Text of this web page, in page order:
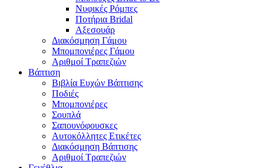
Νυφικές Ρόμπες
Ποτήρια Bridal
Αξεσουάρ
Διακόσμηση Γάμου
Μπομπονιέρες Γάμου
Αριθμοί Τραπεζιών
Βάπτιση
Βιβλία Ευχών Βάπτισης
Ποδιές
Μπομπονιέρες
Σουπλά
Σαπουνόφουσκες
Αυτοκόλλητες Ετικέτες
Διακόσμηση Βάπτισης
Αριθμοί Τραπεζιών